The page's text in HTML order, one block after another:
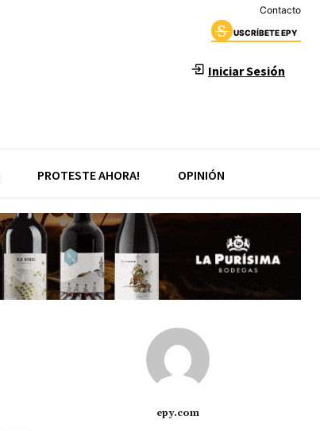
Contacto
USCRÍBETE EPY
Iniciar Sesión
PROTESTE AHORA! OPINIÓN
epy.com